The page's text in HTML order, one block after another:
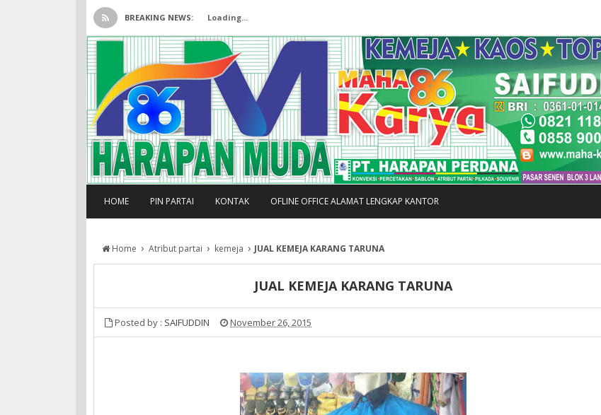
BREAKING NEWS: Loading...
HOME PIN PARTAI KONTAK OFLINE OFFICE ALAMAT LENGKAP KANTOR
Home › Atribut partai › kemeja › JUAL KEMEJA KARANG TARUNA
JUAL KEMEJA KARANG TARUNA
Posted by : SAIFUDDIN November 26, 2015